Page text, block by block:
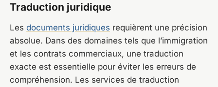
Traduction juridique
Les documents juridiques requièrent une précision
absolue. Dans des domaines tels que l’immigration
et les contrats commerciaux, une traduction
exacte est essentielle pour éviter les erreurs de
compréhension. Les services de traduction